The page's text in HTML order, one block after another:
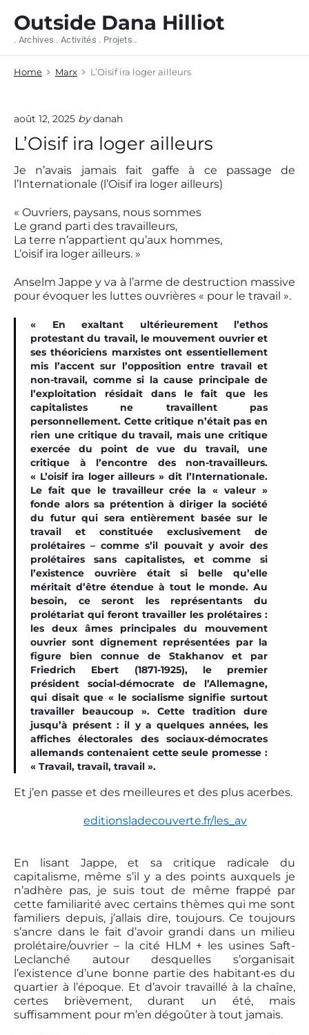
Outside Dana Hilliot
. Archives . Activités . Projets .
Home Marx L’Oisif ira loger ailleurs
août 12, 2025 by danah
L’Oisif ira loger ailleurs
Je n’avais jamais fait gaffe à ce passage de
l’Internationale (l’Oisif ira loger ailleurs)
« Ouvriers, paysans, nous sommes
Le grand parti des travailleurs,
La terre n’appartient qu’aux hommes,
L’oisif ira loger ailleurs. »
Anselm Jappe y va à l’arme de destruction massive
pour évoquer les luttes ouvrières « pour le travail ».
« En exaltant ultérieurement l’ethos
protestant du travail, le mouvement ouvrier et
ses théoriciens marxistes ont essentiellement
mis l’accent sur l’opposition entre travail et
non-travail, comme si la cause principale de
l’exploitation résidait dans le fait que les
capitalistes ne travaillent pas
personnellement. Cette critique n’était pas en
rien une critique du travail, mais une critique
exercée du point de vue du travail, une
critique à l’encontre des non-travailleurs.
« L’oisif ira loger ailleurs » dit l’Internationale.
Le fait que le travailleur crée la « valeur »
fonde alors sa prétention à diriger la société
du futur qui sera entièrement basée sur le
travail et constituée exclusivement de
prolétaires – comme s’il pouvait y avoir des
prolétaires sans capitalistes, et comme si
l’existence ouvrière était si belle qu’elle
méritait d’être étendue à tout le monde. Au
besoin, ce seront les représentants du
prolétariat qui feront travailler les prolétaires :
les deux âmes principales du mouvement
ouvrier sont dignement représentées par la
figure bien connue de Stakhanov et par
Friedrich Ebert (1871-1925), le premier
président social-démocrate de l’Allemagne,
qui disait que « le socialisme signifie surtout
travailler beaucoup ». Cette tradition dure
jusqu’à présent : il y a quelques années, les
affiches électorales des sociaux-démocrates
allemands contenaient cette seule promesse :
« Travail, travail, travail ».
Et j’en passe et des meilleures et des plus acerbes.
editionsladecouverte.fr/les_av
En lisant Jappe, et sa critique radicale du
capitalisme, même s’il y a des points auxquels je
n’adhère pas, je suis tout de même frappé par
cette familiarité avec certains thèmes qui me sont
familiers depuis, j’allais dire, toujours. Ce toujours
s’ancre dans le fait d’avoir grandi dans un milieu
prolétaire/ouvrier – la cité HLM + les usines Saft-
Leclanché autour desquelles s’organisait
l’existence d’une bonne partie des habitant‧es du
quartier à l’époque. Et d’avoir travaillé à la chaîne,
certes brièvement, durant un été, mais
suffisamment pour m’en dégoûter à tout jamais.